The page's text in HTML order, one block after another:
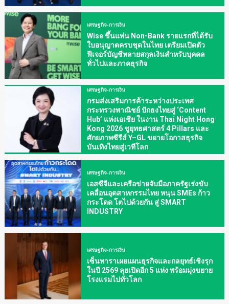
เศรษฐกิจ-การเงิน
Wise ขึ้นแท่น Non-Bank รายแรกที่ได้รับ
ใบอนุญาตครบชุดในไทย เตรียมเปิดตัว
ฟีเจอร์บัญชีหลายสกุลเงินสำหรับบุคคล
ทั่วไปและภาคธุรกิจ
เศรษฐกิจ-การเงิน
กรมส่งเสริมการค้าระหว่างประเทศ
กระทรวงพาณิชย์ ปักธงไทยสู่ ‘Content
Hub’ แห่งเอเชีย ในงาน Thai Night Hong
Kong 2026 ชูยุทธศาสตร์ 4 Pillars และ
ศักยภาพซีรีส์ Y–GL ขยายโอกาสธุรกิจ
บันเทิงไทยสู่เวทีโลก
เศรษฐกิจ-การเงิน
เอสซีจีและเครือข่ายจับมือภาครัฐเร่งขับ
เคลื่อนอุตสาหกรรมไทย หนุน SMEs ก้าว
กระโดด โตไปด้วยกัน สู่ SMART
INDUSTRY
เศรษฐกิจ-การเงิน
เซ็นทาราเผยแผนธุรกิจและกลยุทธ์เชิงรุก
ในปี 2569 ลุยเปิดอีก 5 แห่ง พร้อมมุ่งขยาย
โรงแรมไปทั่วโลก